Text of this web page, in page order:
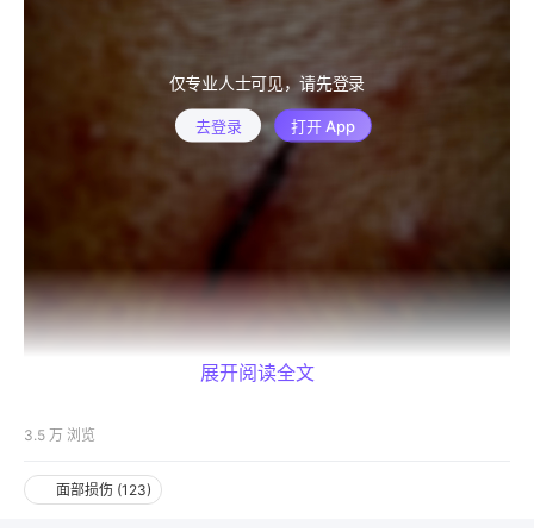
仅专业人士可见，请先登录
去登录 打开 App
给湿性换药，包扎时两侧往中心牵拉固定。
展开阅读全文
3.5 万 浏览
面部损伤 (123)